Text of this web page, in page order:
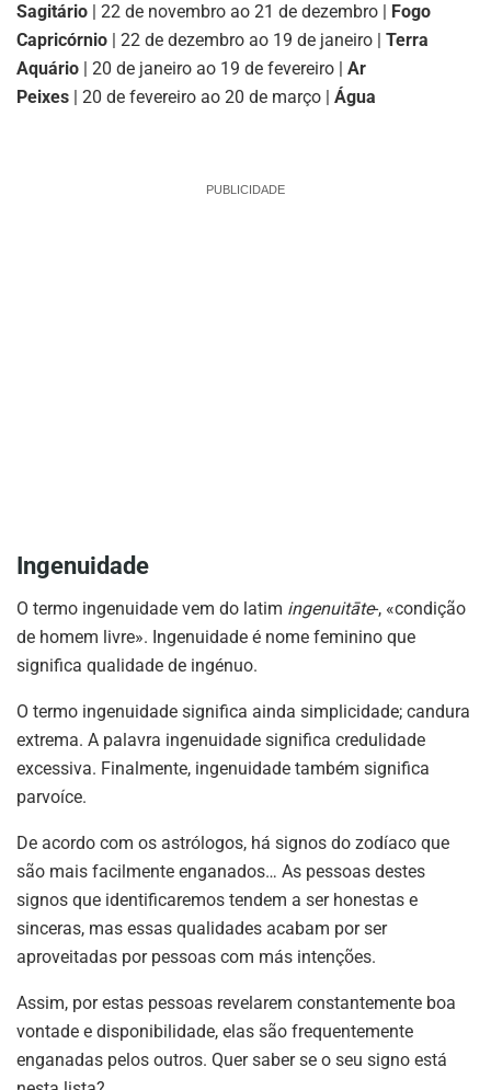
Sagitário | 22 de novembro ao 21 de dezembro |
Fogo
Capricórnio | 22 de dezembro ao 19 de janeiro | Terra
Aquário | 20 de janeiro ao 19 de fevereiro | Ar
Peixes | 20 de fevereiro ao 20 de março | Água
PUBLICIDADE
Ingenuidade
O termo ingenuidade vem do latim ingenuitāte-, «condição
de homem livre». Ingenuidade é nome feminino que
significa qualidade de ingénuo.
O termo ingenuidade significa ainda simplicidade; candura
extrema. A palavra ingenuidade significa credulidade
excessiva. Finalmente, ingenuidade também significa
parvoíce.
De acordo com os astrólogos, há signos do zodíaco que
são mais facilmente enganados… As pessoas destes
signos que identificaremos tendem a ser honestas e
sinceras, mas essas qualidades acabam por ser
aproveitadas por pessoas com más intenções.
Assim, por estas pessoas revelarem constantemente boa
vontade e disponibilidade, elas são frequentemente
enganadas pelos outros. Quer saber se o seu signo está